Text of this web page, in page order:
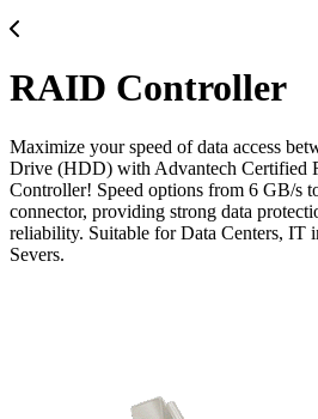
RAID Controller
Maximize your speed of data access
Drive (HDD) with Advantech Certified
Controller! Speed options from 6 GB/s
connector, providing strong data
reliability. Suitable for Data Centers, IT
Severs.